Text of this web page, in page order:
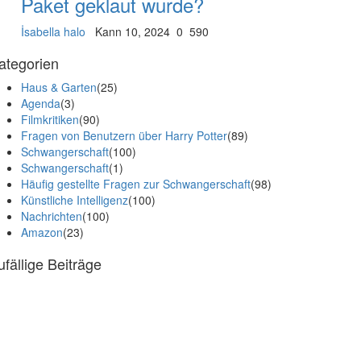
İsabella halo Kann 10, 2024 0 590
Haus & Garten(25)
Agenda(3)
Filmkritiken(90)
Fragen von Benutzern über Harry Potter(89)
Schwangerschaft(100)
Schwangerschaft(1)
Häufig gestellte Fragen zur Schwangerschaft(98)
Künstliche Intelligenz(100)
Nachrichten(100)
Amazon(23)
Beiträge